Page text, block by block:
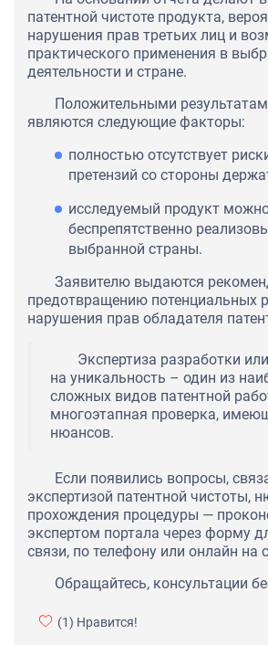
патентной чистоте продукта,
нарушения прав третьих лиц и
практического применения в
деятельности и стране.
Положительными
являются следующие факторы:
полностью отсутствует
претензий со стороны
исследуемый продукт
беспрепятственно
выбранной страны.
Заявителю выдаются
предотвращению потенциальных
нарушения прав обладателя
Экспертиза разработки
на уникальность – один из
сложных видов патентной
многоэтапная проверка,
нюансов.
Если появились вопросы,
экспертизой патентной чистоты,
прохождения процедуры —
экспертом портала через форму
связи, по телефону или онлайн на
Обращайтесь, консультации
(1) Нравится!